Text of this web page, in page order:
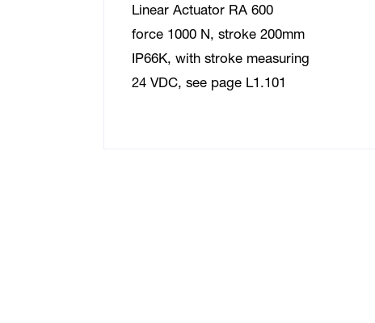
Linear Actuator RA 600
force 1000 N, stroke 200mm
IP66K, with stroke measuring
24 VDC, see page L1.101